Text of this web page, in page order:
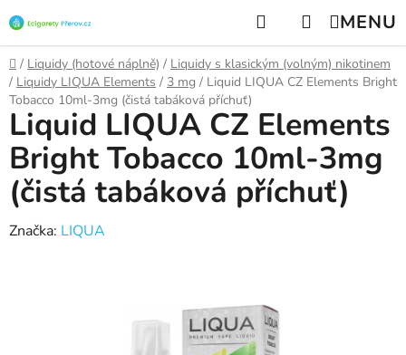
na
obsah
Hledat NÁKUPNÍ
KOŠÍK
Domů
/ Liquidy (hotové náplně) / Liquidy s klasickým (volným) nikotinem
/ Liquidy LIQUA Elements / 3 mg / Liquid LIQUA CZ Elements Bright
Tobacco 10ml-3mg (čistá tabáková příchuť)
Liquid LIQUA CZ Elements
Bright Tobacco 10ml-3mg
(čistá tabáková příchuť)
Značka: LIQUA